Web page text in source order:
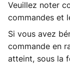
Veuillez noter
commandes et
Si vous avez
commande en
atteint, sous la